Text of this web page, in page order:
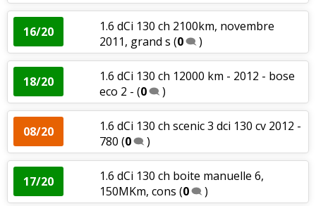
16/20
1.6 dCi 130 ch 2100km, novembre
2011, grand s (0 )
18/20
1.6 dCi 130 ch 12000 km - 2012 - bose
eco 2 - (0 )
08/20
1.6 dCi 130 ch scenic 3 dci 130 cv 2012 -
780 (0 )
17/20
1.6 dCi 130 ch boite manuelle 6,
150MKm, cons (0 )